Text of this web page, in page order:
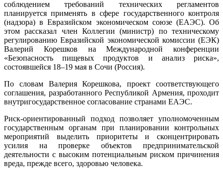
соблюдением требований технических регламентов
планируется применять в сфере государственного контроля
(надзора) в Евразийском экономическом союзе (ЕАЭС). Об
этом рассказал член Коллегии (министр) по техническому
регулированию Евразийской экономической комиссии (ЕЭК)
Валерий Корешков на Международной конференции
«Безопасность пищевых продуктов и анализ риска»,
состоявшейся 18–19 мая в Сочи (Россия).
По словам Валерия Корешкова, проект соответствующего
соглашения, разработанного Республикой Армения, проходит
внутригосударственное согласование странами ЕАЭС.
Риск-ориентированный подход позволяет уполномоченным
государственным органам при планировании контрольных
мероприятий выделить приоритеты и сконцентрировать
усилия на проверке объектов предпринимательской
деятельности с высоким потенциальным риском причинения
вреда, прежде всего, здоровью человека.